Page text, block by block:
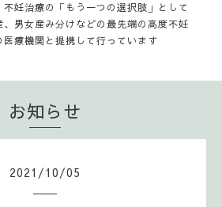
妊治療の「もう一つの選択肢」として
男女産み分けなどの最先端の高度不妊
医療機関と提携して行っています
お知らせ
2021 /10/05